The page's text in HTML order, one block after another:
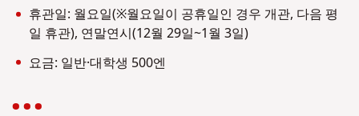
휴관일: 월요일(※월요일이 공휴일인 경우 개관, 다음 평
일 휴관), 연말연시(12월 29일~1월 3일)
요금: 일반·대학생 500엔